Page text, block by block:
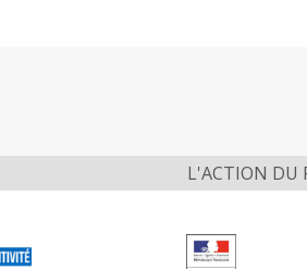
L'ACTION DU